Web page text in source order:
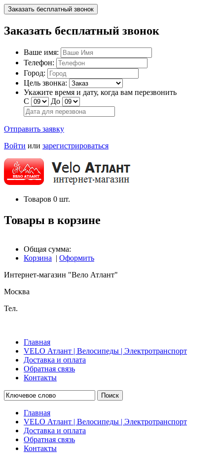
Заказать бесплатный звонок
Заказать бесплатный звонок
Ваше имя:
Телефон:
Город:
Цель звонка:
Укажите время и дату, когда вам перезвонить
С
До
Отправить заявку
Войти или зарегистрироваться
Товаров 0 шт.
Товары в корзине
Общая сумма:
Корзина | Оформить
Интернет-магазин "Вело Атлант"
Москва
Тел.
Главная
VELO Атлант | Велосипеды | Электротранспорт
Доставка и оплата
Обратная связь
Контакты
Поиск
Главная
VELO Атлант | Велосипеды | Электротранспорт
Доставка и оплата
Обратная связь
Контакты